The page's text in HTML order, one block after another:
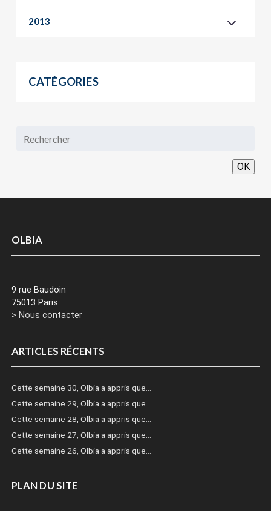
2013
CATÉGORIES
OK
OLBIA
9 rue Baudoin
75013 Paris
> Nous contacter
ARTICLES RÉCENTS
Cette semaine 30, Olbia a appris que…
Cette semaine 29, Olbia a appris que…
Cette semaine 28, Olbia a appris que…
Cette semaine 27, Olbia a appris que…
Cette semaine 26, Olbia a appris que…
PLAN DU SITE